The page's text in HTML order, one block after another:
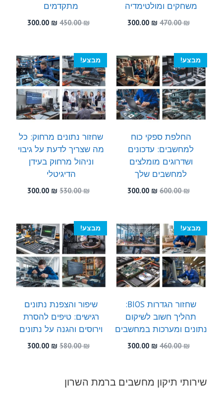
משחקים ומולטימדיה
470.00₪
המחיר
470.00 ₪.
300.00 ₪
300.00 ₪.
מתקדמים
450.00₪
המחיר
450.00 ₪.
300.00 ₪
המחיר
300.00 ₪.
מבצע!
החלפת ספקי כוח
למחשבים: עדכונים
ושדרוגים מומלצים
למחשבים שלך
600.00₪
המחיר
300.00 ₪
300.00 ₪.
מבצע!
שחזור נתונים מרחוק: כל
מה שצריך לדעת על גיבוי
וניהול מרחוק בעידן
הדיגיטלי
530.00₪
המחיר
300.00 ₪
המחיר
מבצע!
שחזור הגדרות BIOS:
תהליך חשוב לשיקום
נתונים ומערכות במחשבים
460.00₪
המחיר
300.00 ₪
מבצע!
שיפור והצפנת נתונים
רגישים: טיפים להסרת
וירוסים והגנה על נתונים
580.00₪
המחיר
300.00 ₪
המחיר
שירותי תיקון מחשבים ברמת השרון